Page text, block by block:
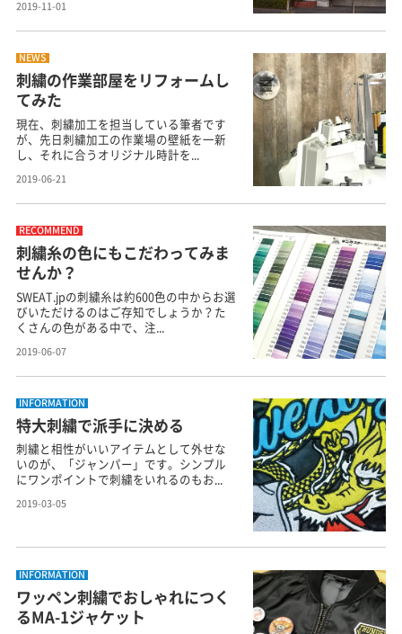
2019-11-01
NEWS
刺繍の作業部屋をリフォームし
てみた
現在、刺繍加工を担当している筆者です
が、先日刺繍加工の作業場の壁紙を一新
し、それに合うオリジナル時計を...
2019-06-21
RECOMMEND
刺繍糸の色にもこだわってみま
せんか？
SWEAT.jpの刺繍糸は約600色の中からお選
びいただけるのはご存知でしょうか？た
くさんの色がある中で、注...
2019-06-07
INFORMATION
特大刺繍で派手に決める
刺繍と相性がいいアイテムとして外せな
いのが、「ジャンパー」です。シンプル
にワンポイントで刺繍をいれるのもお...
2019-03-05
INFORMATION
ワッペン刺繍でおしゃれにつく
るMA-1ジャケット